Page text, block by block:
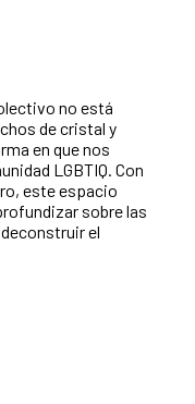
no está
de cristal y
en que nos
LGBTIQ. Con
este espacio
sobre las
el